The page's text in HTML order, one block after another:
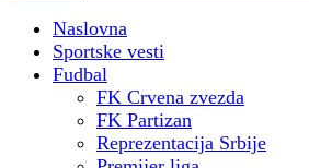
Naslovna
Sportske vesti
Fudbal
FK Crvena zvezda
FK Partizan
Reprezentacija Srbije